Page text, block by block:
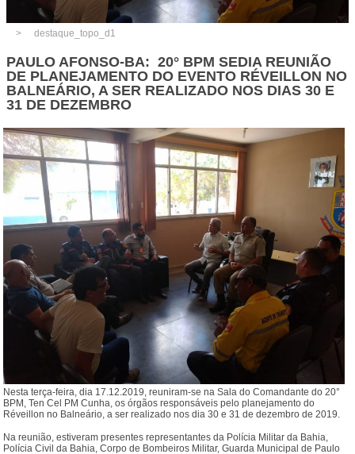
destaque_topo_d1
PAULO AFONSO-BA: 20° BPM SEDIA REUNIÃO
DE PLANEJAMENTO DO EVENTO RÉVEILLON NO
BALNEÁRIO, A SER REALIZADO NOS DIAS 30 E
31 DE DEZEMBRO
Nesta terça-feira, dia 17.12.2019, reuniram-se na Sala do Comandante do 20°
BPM, Ten Cel PM Cunha, os órgãos responsáveis pelo planejamento do
Réveillon no Balneário, a ser realizado nos dia 30 e 31 de dezembro de 2019.
Na reunião, estiveram presentes representantes da Polícia Militar da Bahia,
Polícia Civil da Bahia, Corpo de Bombeiros Militar, Guarda Municipal de Paulo